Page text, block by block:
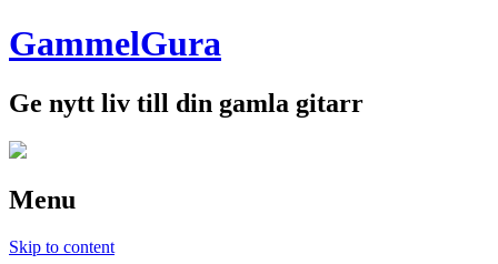
GammelGura
Ge nytt liv till din gamla gitarr
Menu
Skip to content